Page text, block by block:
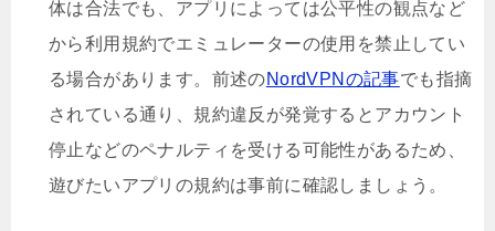
体は合法でも、アプリによっては公平性の観点など
から利用規約でエミュレーターの使用を禁止してい
る場合があります。前述のNordVPNの記事でも指摘
されている通り、規約違反が発覚するとアカウント
停止などのペナルティを受ける可能性があるため、
遊びたいアプリの規約は事前に確認しましょう。